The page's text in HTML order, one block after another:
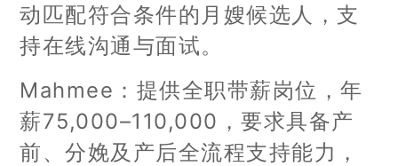
动匹配符合条件的月嫂候选人，支
持在线沟通与面试。
Mahmee：提供全职带薪岗位，年
薪75,000–110,000，要求具备产
前、分娩及产后全流程支持能力，